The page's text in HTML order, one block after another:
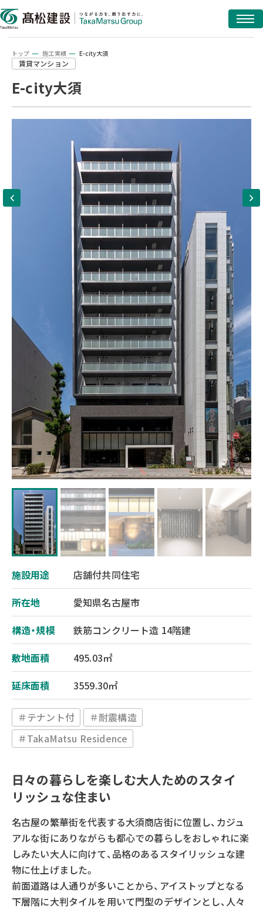
トップ 施工実績 E-city大須
賃貸マンション
E-city大須
施設用途
店舗付共同住宅
所在地
愛知県名古屋市
構造・規模
鉄筋コンクリート造 14階建
敷地面積
495.03㎡
延床面積
3559.30㎡
＃テナント付
＃耐震構造
＃TakaMatsu Residence
日々の暮らしを楽しむ大人ためのスタイ
リッシュな住まい
名古屋の繁華街を代表する大須商店街に位置し、カジュ
アルな街にありながらも都心での暮らしをおしゃれに楽
しみたい大人に向けて、品格のあるスタイリッシュな建
物に仕上げました。
前面道路は人通りが多いことから、アイストップとなる
下層階に大判タイルを用いて門型のデザインとし、人々